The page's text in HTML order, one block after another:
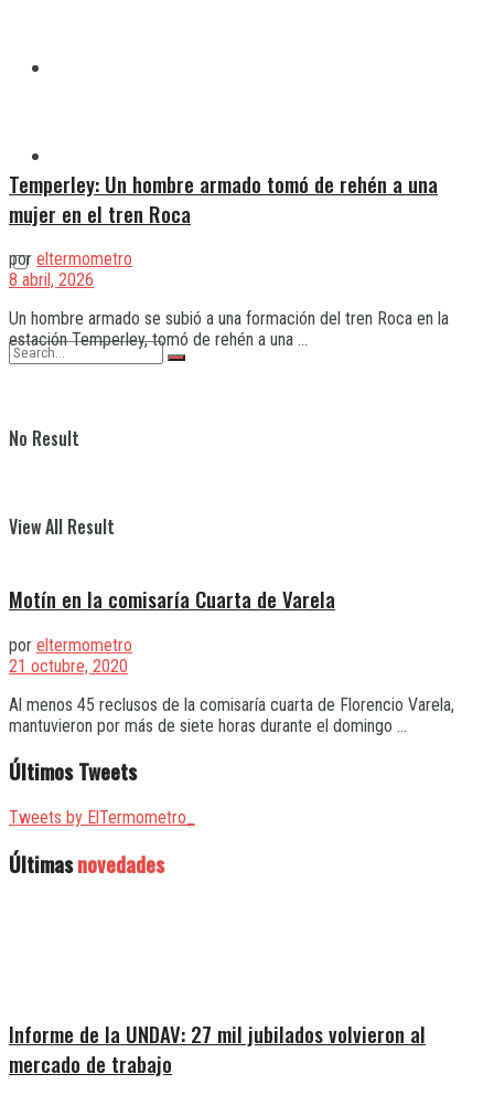
No Result
View All Result
Temperley: Un hombre armado tomó de rehén a una
mujer en el tren Roca
por eltermometro
8 abril, 2026
Un hombre armado se subió a una formación del tren Roca en la
estación Temperley, tomó de rehén a una ...
Motín en la comisaría Cuarta de Varela
por eltermometro
21 octubre, 2020
Al menos 45 reclusos de la comisaría cuarta de Florencio Varela,
mantuvieron por más de siete horas durante el domingo ...
Últimos Tweets
Tweets by ElTermometro_
Últimasnovedades
Informe de la UNDAV: 27 mil jubilados volvieron al
mercado de trabajo